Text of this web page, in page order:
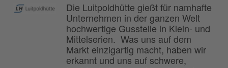
Die Luitpoldhütte gießt für namhafte
Unternehmen in der ganzen Welt
hochwertige Gussteile in Klein- und
Mittelserien. Was uns auf dem
Markt einzigartig macht, haben wir
erkannt und uns auf schwere,